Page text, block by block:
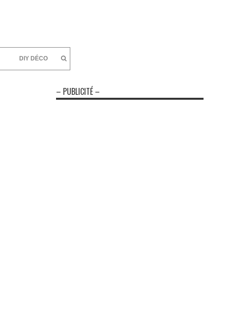
DIY DÉCO
– PUBLICITÉ –